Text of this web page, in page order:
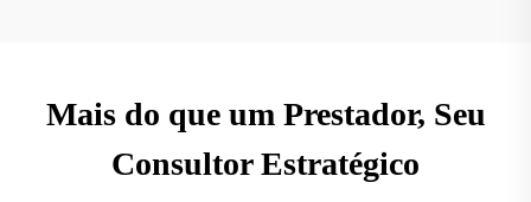
Mais do que um Prestador, Seu
Consultor Estratégico